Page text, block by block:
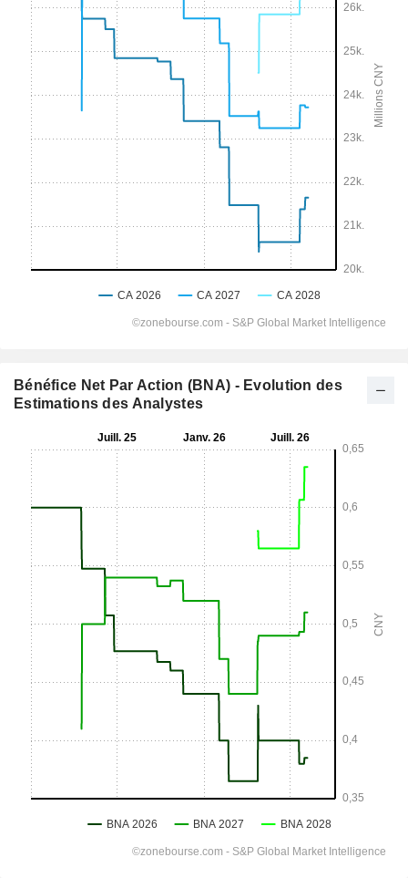
Bénéfice Net Par Action (BNA) - Evolution des
Estimations des Analystes